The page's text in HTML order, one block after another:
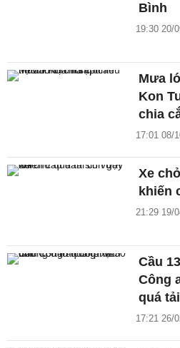
Bình
19:30 20/
Mưa
Kon
chia
17:01 08/
Xe
khiến
21:29 19/
Cầu
Công
quá
17:21 26/